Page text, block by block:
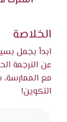
الخلاصة
ابدأ بجمل
عن الترجمة
مع
التكوين!